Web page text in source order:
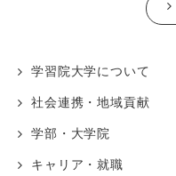
学習院大学について
社会連携・地域貢献
学部・大学院
キャリア・就職